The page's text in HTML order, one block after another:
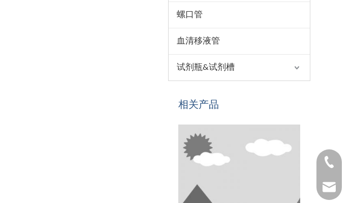
螺口管
血清移液管
试剂瓶&试剂槽
相关产品